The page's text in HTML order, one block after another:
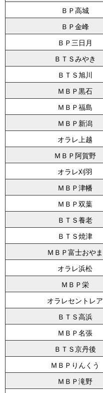
ＢＰ高城
ＢＰ金峰
ＢＰ三日月
ＢＴＳみやき
ＢＴＳ旭川
ＭＢＰ黒石
ＭＢＰ福島
ＭＢＰ新潟
オラレ上越
ＭＢＰ阿賀野
オラレ刈羽
ＭＢＰ津幡
ＭＢＰ双葉
ＢＴＳ養老
ＢＴＳ焼津
ＭＢＰ富士おやま
オラレ浜松
ＭＢＰ栄
オラレセントレア
ＢＴＳ高浜
ＭＢＰ名張
ＢＴＳ京丹後
ＭＢＰりんくう
ＭＢＰ滝野